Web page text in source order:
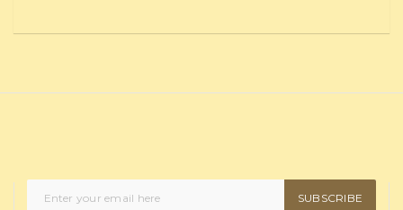
SUBSCRIBE